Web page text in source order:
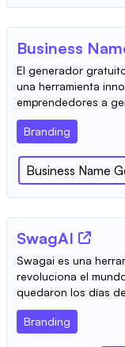
Business
El generador
una herramienta
emprendedores a
Branding
Business Name
SwagAI
Swagai es una
revoluciona el
quedaron los días
Branding